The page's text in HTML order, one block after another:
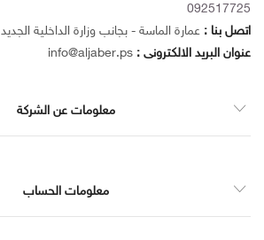
092517725
اتصل بنا : عمارة الماسة - بجانب وزارة الداخلية
عنوان البريد الالكترونى : info@aljaber.ps
معلومات عن الشركة
معلومات الحساب